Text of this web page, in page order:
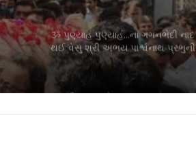
ૐ પુણ્યાહં પુણ્યાહં…ના ગગનભેદી
થઈ વેસુ શ્રી અભય પાર્શ્વનાથ પ્રભુની
પ્રતિષ્ઠા
મહાવીર ઇન્ટરનેશનલ મુખ્ય શાખા, સુરત